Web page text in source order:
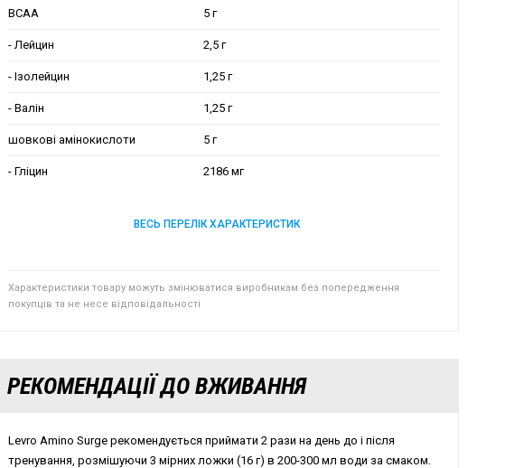
BCAA 5 г
- Лейцин 2,5 г
- Ізолейцин 1,25 г
- Валін 1,25 г
шовкові амінокислоти 5 г
- Гліцин 2186 мг
ВЕСЬ ПЕРЕЛІК ХАРАКТЕРИСТИК
Характеристики товару можуть змінюватися виробникам без попередження
покупців та не несе відповідальності
РЕКОМЕНДАЦІЇ ДО ВЖИВАННЯ
Levro Amino Surge рекомендується приймати 2 рази на день до і після
тренування, розмішуючи 3 мірних ложки (16 г) в 200-300 мл води за смаком.